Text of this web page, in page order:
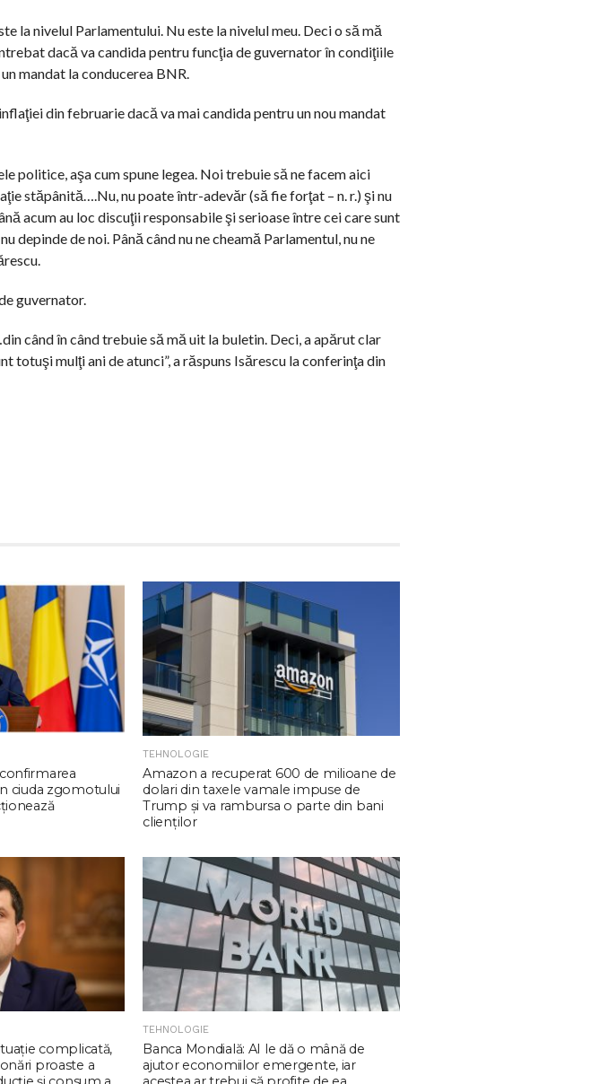
la nivelul Parlamentului. Nu este la nivelul meu. Deci o să mă
dacă va candida pentru funcţia de guvernator în condiţiile
mandat la conducerea BNR.
din februarie dacă va mai candida pentru un nou mandat
politice, aşa cum spune legea. Noi trebuie să ne facem aici
stăpânită….Nu, nu poate într-adevăr (să fie forţat – n. r.) şi nu
acum au loc discuţii responsabile şi serioase între cei care sunt
depinde de noi. Până când nu ne cheamă Parlamentul, nu ne
guvernator.
când în când trebuie să mă uit la buletin. Deci, a apărut clar
totuşi mulţi ani de atunci”, a răspuns Isărescu la conferinţa din
ciuda zgomotului
TEHNOLOGIE
Amazon a recuperat 600 de milioane de
dolari din taxele vamale impuse de
Trump şi va rambursa o parte din bani
clienţilor
complicată,
proaste a
TEHNOLOGIE
Banca Mondială: AI le dă o mână de
ajutor economiilor emergente, iar